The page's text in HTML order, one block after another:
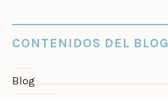
CONTENIDOS DEL BLOG
Blog